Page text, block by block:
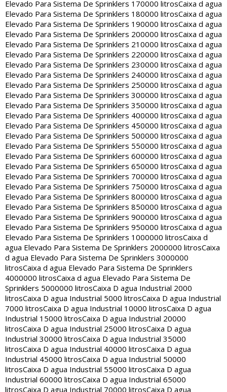
Elevado Para Sistema De Sprinklers 170000 litrosCaixa d agua
Elevado Para Sistema De Sprinklers 180000 litrosCaixa d agua
Elevado Para Sistema De Sprinklers 190000 litrosCaixa d agua
Elevado Para Sistema De Sprinklers 200000 litrosCaixa d agua
Elevado Para Sistema De Sprinklers 210000 litrosCaixa d agua
Elevado Para Sistema De Sprinklers 220000 litrosCaixa d agua
Elevado Para Sistema De Sprinklers 230000 litrosCaixa d agua
Elevado Para Sistema De Sprinklers 240000 litrosCaixa d agua
Elevado Para Sistema De Sprinklers 250000 litrosCaixa d agua
Elevado Para Sistema De Sprinklers 300000 litrosCaixa d agua
Elevado Para Sistema De Sprinklers 350000 litrosCaixa d agua
Elevado Para Sistema De Sprinklers 400000 litrosCaixa d agua
Elevado Para Sistema De Sprinklers 450000 litrosCaixa d agua
Elevado Para Sistema De Sprinklers 500000 litrosCaixa d agua
Elevado Para Sistema De Sprinklers 550000 litrosCaixa d agua
Elevado Para Sistema De Sprinklers 600000 litrosCaixa d agua
Elevado Para Sistema De Sprinklers 650000 litrosCaixa d agua
Elevado Para Sistema De Sprinklers 700000 litrosCaixa d agua
Elevado Para Sistema De Sprinklers 750000 litrosCaixa d agua
Elevado Para Sistema De Sprinklers 800000 litrosCaixa d agua
Elevado Para Sistema De Sprinklers 850000 litrosCaixa d agua
Elevado Para Sistema De Sprinklers 900000 litrosCaixa d agua
Elevado Para Sistema De Sprinklers 950000 litrosCaixa d agua
Elevado Para Sistema De Sprinklers 1000000 litrosCaixa d
agua Elevado Para Sistema De Sprinklers 2000000 litrosCaixa
d agua Elevado Para Sistema De Sprinklers 3000000
litrosCaixa d agua Elevado Para Sistema De Sprinklers
4000000 litrosCaixa d agua Elevado Para Sistema De
Sprinklers 5000000 litrosCaixa D agua Industrial 2000
litrosCaixa D agua Industrial 5000 litrosCaixa D agua Industrial
7000 litrosCaixa D agua Industrial 10000 litrosCaixa D agua
Industrial 15000 litrosCaixa D agua Industrial 20000
litrosCaixa D agua Industrial 25000 litrosCaixa D agua
Industrial 30000 litrosCaixa D agua Industrial 35000
litrosCaixa D agua Industrial 40000 litrosCaixa D agua
Industrial 45000 litrosCaixa D agua Industrial 50000
litrosCaixa D agua Industrial 55000 litrosCaixa D agua
Industrial 60000 litrosCaixa D agua Industrial 65000
litrosCaixa D agua Industrial 70000 litrosCaixa D agua